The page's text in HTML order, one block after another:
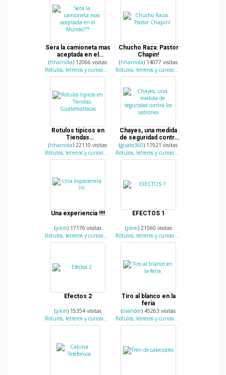
Sera la camioneta mas
aceptada en el
Mundo???
(hharriola) 12066 visitas
Rótulos, letreros y curiosidades
Chucho Raza: Pastor
Chapin!
(hharriola) 14077 visitas
Rótulos, letreros y curiosidades
Rotulos tipicos en
Tiendas
Guatemaltecas
(hharriola) 22110 visitas
Rótulos, letreros y curiosidades
Chayes, una medida
de seguridad contra
los ladrones
(guate360) 11921 visitas
Rótulos, letreros y curiosidades
Una experiencia !!!!
(pkm) 17176 visitas
Rótulos, letreros y curiosidades
EFECTOS 1
(pkm) 21560 visitas
Rótulos, letreros y curiosidades
Efectos 2
(pkm) 15354 visitas
Rótulos, letreros y curiosidades
Tiro al blanco en la
feria
(cvander) 45263 visitas
Rótulos, letreros y curiosidades